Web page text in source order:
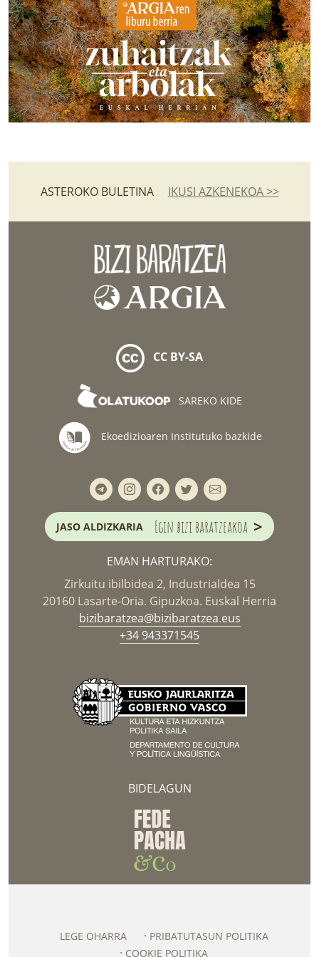
ASTEROKO BULETINA IKUSI AZKENEKOA >>
CC BY-SA
SAREKO KIDE
Ekoedizioaren Institutuko bazkide
JASO ALDIZKARIA Egin bizi baratzeakoa >
EMAN HARTURAKO:
Zirkuitu ibilbidea 2, Industrialdea 15
20160 Lasarte-Oria. Gipuzkoa. Euskal Herria
bizibaratzea@bizibaratzea.eus
+34 943371545
BIDELAGUN
LEGE OHARRA
PRIBATUTASUN POLITIKA
COOKIE POLITIKA